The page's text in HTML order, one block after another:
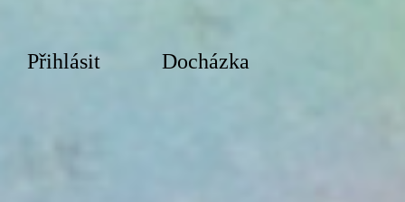
Přihlásit Docházka